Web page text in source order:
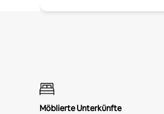
Möblierte Unterkünfte